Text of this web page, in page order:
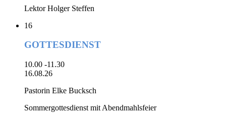
Lektor Holger Steffen
16
GOTTESDIENST
10.00 -11.30
16.08.26
Pastorin Elke Bucksch
Sommergottesdienst mit Abendmahlsfeier